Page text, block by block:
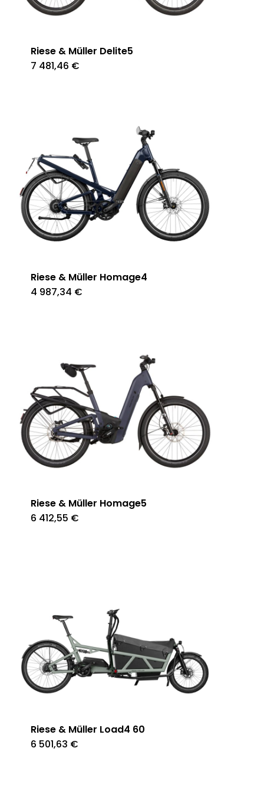
Riese & Müller Delite5
7 481,46 €
Riese & Müller Homage4
4 987,34 €
Riese & Müller Homage5
6 412,55 €
Riese & Müller Load4 60
6 501,63 €